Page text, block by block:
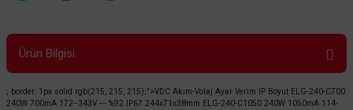
Ürün Bilgisi
; border: 1px solid rgb(215, 215, 215);">VDC Akım-Volaj Ayar Verim IP Boyut ELG-240-C700
240W 700mA 172--343V --- %92 IP67 244x71x38mm ELG-240-C1050 240W 1050mA 114-